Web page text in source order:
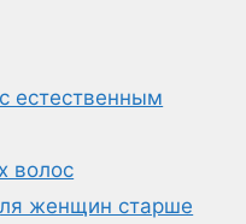
естественным
волос
женщин старше